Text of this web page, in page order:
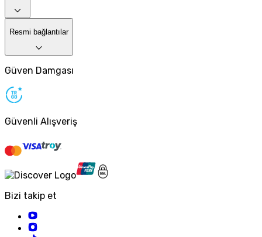
Resmi bağlantılar
Güven Damgası
Güvenli Alışveriş
Bizi takip et